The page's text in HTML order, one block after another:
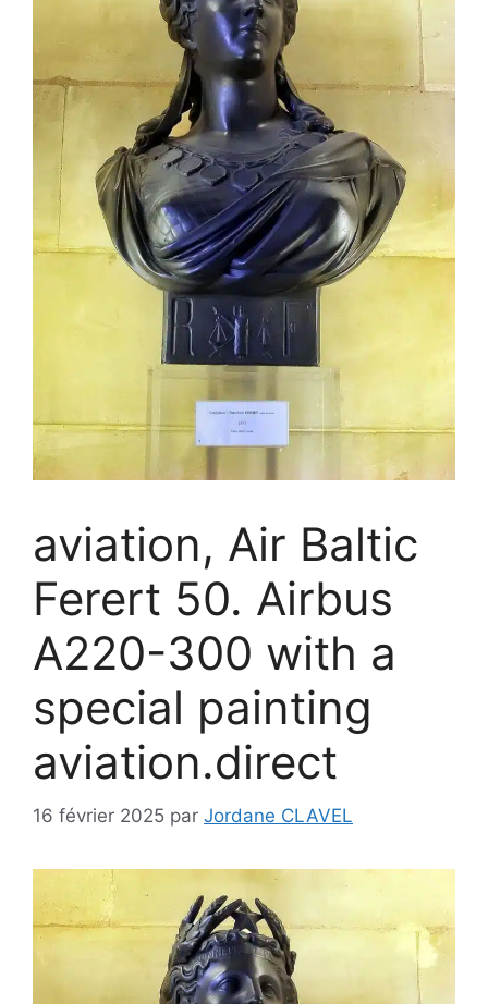
aviation, Air Baltic
Ferert 50. Airbus
A220-300 with a
special painting
aviation.direct
16 février 2025 par Jordane CLAVEL